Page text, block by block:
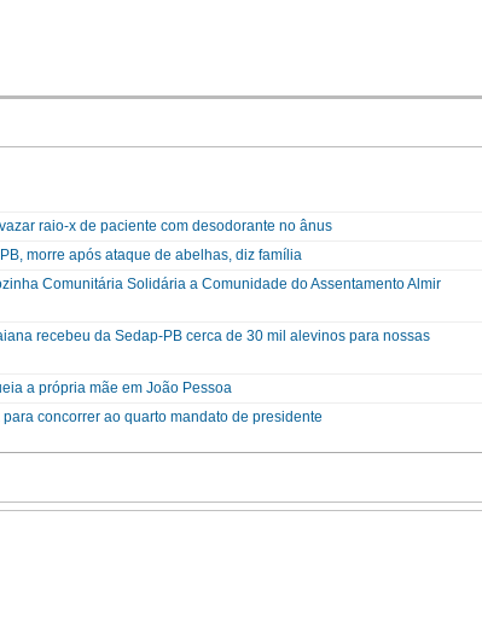
raio-x de paciente com desodorante no ânus
morre após ataque de abelhas, diz família
Comunitária Solidária a Comunidade do Assentamento Almir
recebeu da Sedap-PB cerca de 30 mil alevinos para nossas
a própria mãe em João Pessoa
concorrer ao quarto mandato de presidente